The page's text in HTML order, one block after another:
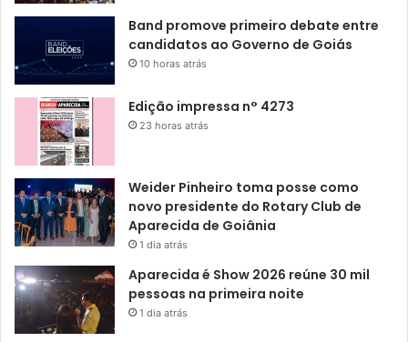
Band promove primeiro debate entre
candidatos ao Governo de Goiás
10 horas atrás
Edição impressa n° 4273
23 horas atrás
Weider Pinheiro toma posse como
novo presidente do Rotary Club de
Aparecida de Goiânia
1 dia atrás
Aparecida é Show 2026 reúne 30 mil
pessoas na primeira noite
1 dia atrás